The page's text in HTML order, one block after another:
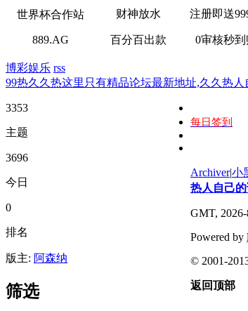
世界杯合作站
889.AG
财神放水
百分百出款
注册即送
0审核秒到
博彩娱乐 rss
99热久久热这里只有精品论坛最新地址,久久热人
3353
主题
3696
今日
0
排名
版主: 阿森纳
筛选
每日签到
Archiver|小
热人自己
GMT,
Powered by
© 2001-
返回顶部